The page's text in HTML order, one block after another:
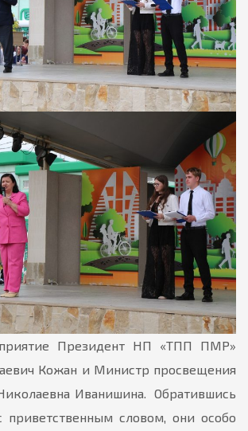
Президент НП «ТПП ПМР»
Кожан и Министр просвещения
Иванишина. Обратившись
приветственным словом, они особо